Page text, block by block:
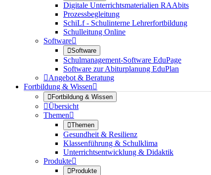
Digitale Unterrichtsmaterialien RAAbits
Prozessbegleitung
SchiLf - Schulinterne Lehrerfortbildung
Schulleitung Online
Software
Software
Schulmanagement-Software EduPage
Software zur Abiturplanung EduPlan
Angebot & Beratung
Fortbildung & Wissen
Fortbildung & Wissen
Übersicht
Themen
Themen
Gesundheit & Resilienz
Klassenführung & Schulklima
Unterrichtsentwicklung & Didaktik
Produkte
Produkte